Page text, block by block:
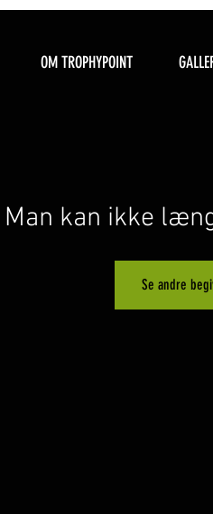
OM TROPHYPOINT
Man kan ikke
Se andre